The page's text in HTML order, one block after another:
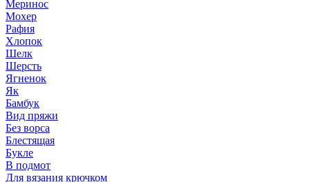
Меринос
Мохер
Рафия
Хлопок
Шелк
Шерсть
Ягненок
Як
Бамбук
Вид пряжи
Без ворса
Блестящая
Букле
В подмот
Для вязания крючком